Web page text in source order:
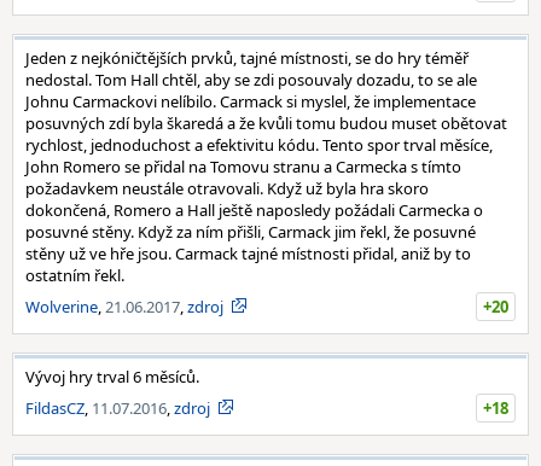
Jeden z nejkóničtějších prvků, tajné místnosti, se do hry téměř
nedostal. Tom Hall chtěl, aby se zdi posouvaly dozadu, to se ale
Johnu Carmackovi nelíbilo. Carmack si myslel, že implementace
posuvných zdí byla škaredá a že kvůli tomu budou muset obětovat
rychlost, jednoduchost a efektivitu kódu. Tento spor trval měsíce,
John Romero se přidal na Tomovu stranu a Carmecka s tímto
požadavkem neustále otravovali. Když už byla hra skoro
dokončená, Romero a Hall ještě naposledy požádali Carmecka o
posuvné stěny. Když za ním přišli, Carmack jim řekl, že posuvné
stěny už ve hře jsou. Carmack tajné místnosti přidal, aniž by to
ostatním řekl.
Wolverine,21.06.2017,zdroj +20
Vývoj hry trval 6 měsíců.
FildasCZ, 11.07.2016,zdroj +18